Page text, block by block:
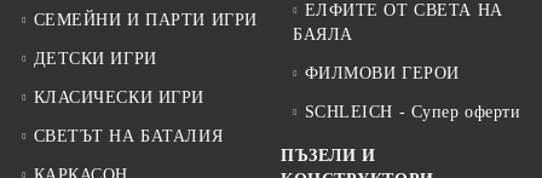
СЕМЕЙНИ И ПАРТИ ИГРИ
ДЕТСКИ ИГРИ
КЛАСИЧЕСКИ ИГРИ
СВЕТЪТ НА БАТАЛИЯ
ЕЛФИТЕ ОТ СВЕТА НА
БАЯЛА
ФИЛМОВИ ГЕРОИ
SCHLEICH - Супер оферти
ПЪЗЕЛИ И